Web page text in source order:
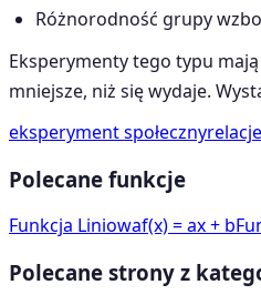
Różnorodność grupy
Eksperymenty tego typu
mniejsze, niż się wydaje.
eksperyment społecznyrelacje
Polecane funkcje
Funkcja Liniowaf(x) = ax + b
Polecane strony z